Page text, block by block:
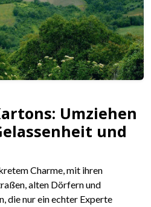
Umziehen
und
Charme, mit ihren
alten Dörfern und
die nur ein echter Experte